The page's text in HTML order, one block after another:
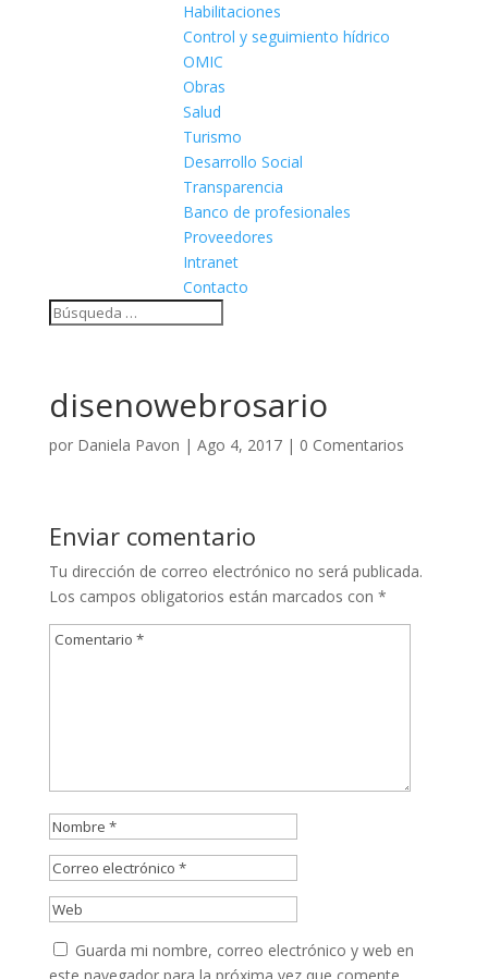
Habilitaciones
Control y seguimiento hídrico
OMIC
Obras
Salud
Turismo
Desarrollo Social
Transparencia
Banco de profesionales
Proveedores
Intranet
Contacto
disenowebrosario
por Daniela Pavon | Ago 4, 2017| 0 Comentarios
Enviar comentario
Tu dirección de correo electrónico no será publicada.
Los campos obligatorios están marcados con *
Guarda mi nombre, correo electrónico y web en